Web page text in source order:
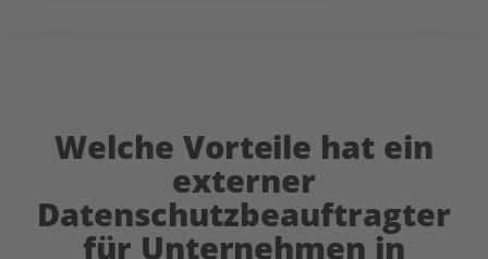
Welche Vorteile hat ein
externer
Datenschutzbeauftragter
für Unternehmen in